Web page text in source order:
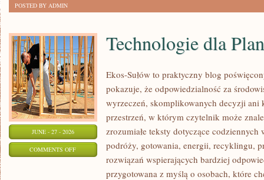
POSTED BY ADMIN
JUNE - 27 - 2026
COMMENTS OFFON
TECHNOLOGIE
Technologie dla
Ekos-Sułów to praktyczny blog
pokazuje, że odpowiedzialność za
wyrzeczeń, skomplikowanych decyzji ani
przestrzeń, w którym czytelnik może
zrozumiałe teksty dotyczące
podróży, gotowania, energii, recyklingu,
rozwiązań wspierających bardziej
przygotowana z myślą o osobach, które